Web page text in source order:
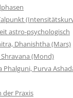
astro-psychologisch
Dhanishtha (Mars)
(Mond)
Purva
Praxis